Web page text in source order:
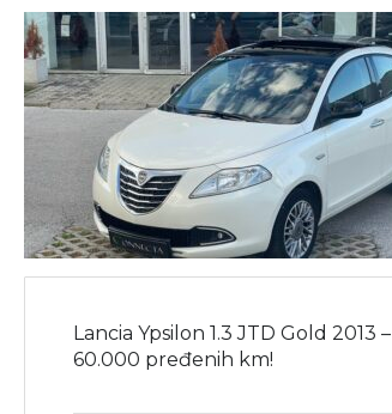
Lancia Ypsilon 1.3 JTD Gold 2013 –
60.000 pređenih km!